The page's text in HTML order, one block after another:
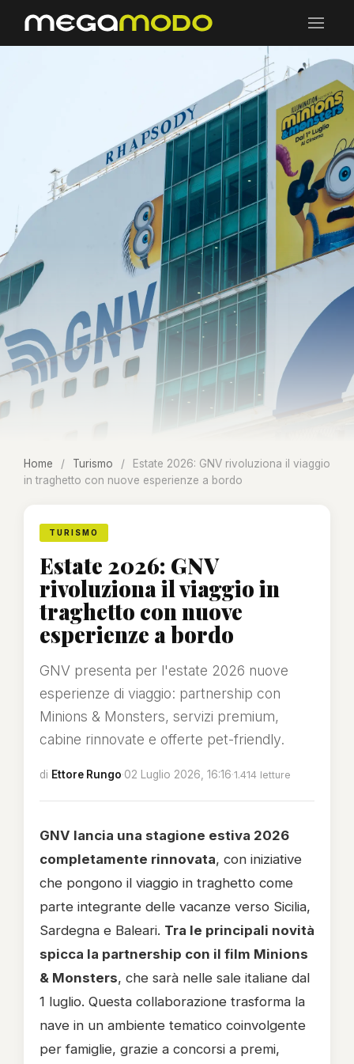
Home / Turismo /
Estate 2026: GNV rivoluziona il viaggio
in traghetto con nuove esperienze a bordo
TURISMO
Estate 2026: GNV
rivoluziona il viaggio in
traghetto con nuove
esperienze a bordo
GNV presenta per l'estate 2026 nuove
esperienze di viaggio: partnership con
Minions & Monsters, servizi premium,
cabine rinnovate e offerte pet-friendly.
di Ettore Rungo·02 Luglio 2026, 16:16·1.414 letture
GNV lancia una stagione estiva 2026
completamente rinnovata, con iniziative
che pongono il viaggio in traghetto come
parte integrante delle vacanze verso Sicilia,
Sardegna e Baleari. Tra le principali novità
spicca la partnership con il film Minions
& Monsters, che sarà nelle sale italiane dal
1 luglio. Questa collaborazione trasforma la
nave in un ambiente tematico coinvolgente
per famiglie, grazie a concorsi a premi,